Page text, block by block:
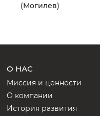
(Могилев)
О НАС
Миссия и ценности
О компании
История развития